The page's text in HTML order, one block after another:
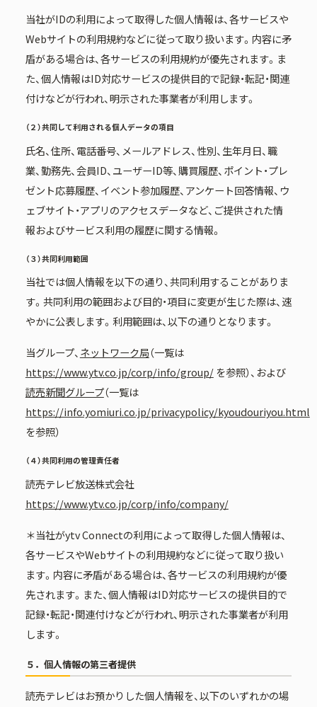
当社がIDの利用によって取得した個人情報は、各サービスや
Webサイトの利用規約などに従って取り扱います。内容に矛
盾がある場合は、各サービスの利用規約が優先されます。ま
た、個人情報はID対応サービスの提供目的で記録・転記・関連
付けなどが行われ、明示された事業者が利用します。
（２）共同して利用される個人データの項目
氏名、住所、電話番号、メールアドレス、性別、生年月日、職
業、勤務先、会員ID、ユーザーID等、購買履歴、ポイント・プレ
ゼント応募履歴、イベント参加履歴、アンケート回答情報、ウ
ェブサイト・アプリのアクセスデータなど、ご提供された情
報およびサービス利用の履歴に関する情報。
（３）共同利用範囲
当社では個人情報を以下の通り、共同利用することがありま
す。共同利用の範囲および目的・項目に変更が生じた際は、速
やかに公表します。利用範囲は、以下の通りとなります。
当グループ、ネットワーク局（一覧は
https://www.ytv.co.jp/corp/info/group/を参照）、および
読売新聞グループ（一覧は
https://info.yomiuri.co.jp/privacypolicy/kyoudouriyou.html
を参照）
（４）共同利用の管理責任者
読売テレビ放送株式会社
https://www.ytv.co.jp/corp/info/company/
＊当社がytv Connectの利用によって取得した個人情報は、
各サービスやWebサイトの利用規約などに従って取り扱い
ます。内容に矛盾がある場合は、各サービスの利用規約が優
先されます。また、個人情報はID対応サービスの提供目的で
記録・転記・関連付けなどが行われ、明示された事業者が利用
します。
５．個人情報の第三者提供
読売テレビはお預かりした個人情報を、以下のいずれかの場